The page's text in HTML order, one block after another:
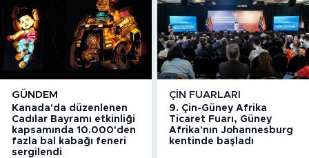
GÜNDEM
Kanada'da düzenlenen
Cadılar Bayramı etkinliği
kapsamında 10.000'den
fazla bal kabağı feneri
sergilendi
ÇIN FUARLARI
9. Çin-Güney Afrika
Ticaret Fuarı, Güney
Afrika'nın Johannesburg
kentinde başladı